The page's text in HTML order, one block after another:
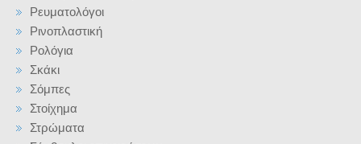
Ρευματολόγοι
Ρινοπλαστική
Ρολόγια
Σκάκι
Σόμπες
Στοίχημα
Στρώματα